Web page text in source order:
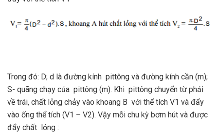
Trong đó: D; d là đường kính pittông và đường kính cần (m);
S- quãng chạy của pittông (m). Khi pittông chuyển từ phải
về trái, chất lỏng chảy vào khoang B với thể tích V1 và đẩy
vào ống thể tích (V1 – V2). Vậy mỗi chu kỳ bơm hút và được
đẩy chất lỏng :